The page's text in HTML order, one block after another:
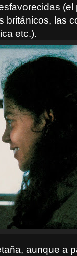
(el
británicos, las
etc.).
aunque a